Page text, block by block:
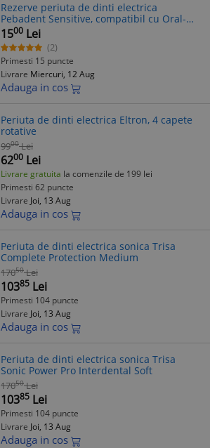
Rezerve periuta de dinti electrica
Pebadent Sensitive, compatibil cu Oral-B,
4 buc
1500 Lei
(2)
Primesti 15 puncte
Livrare Miercuri, 12 Aug
Adauga in cos
Periuta de dinti electrica Eltron, 4 capete
rotative
9900 Lei
6200 Lei
Livrare gratuita la comenzile de 199 lei
Primesti 62 puncte
Livrare Joi, 13 Aug
Adauga in cos
Periuta de dinti electrica sonica Trisa
Complete Protection Medium
17050 Lei
10385 Lei
Primesti 104 puncte
Livrare Joi, 13 Aug
Adauga in cos
Periuta de dinti electrica sonica Trisa
Sonic Power Pro Interdental Soft
17050 Lei
10385 Lei
Primesti 104 puncte
Livrare Joi, 13 Aug
Adauga in cos